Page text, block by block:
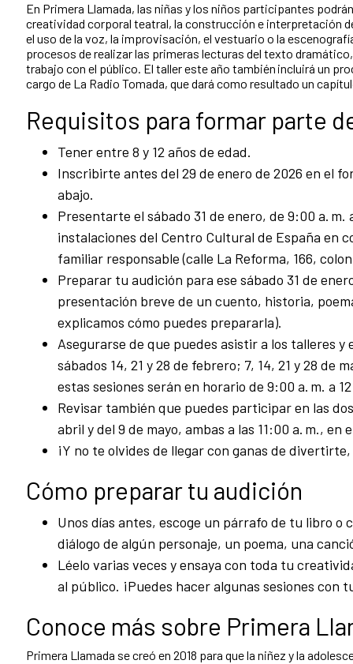
En Primera Llamada, las niñas y los niños participantes
creatividad corporal teatral, la construcción e interpretación
el uso de la voz, la improvisación, el vestuario o la
procesos de realizar las primeras lecturas del texto
trabajo con el público. El taller este año también incluirá un
cargo de La Radio Tomada, que dará como resultado un
Requisitos para formar parte
Tener entre 8 y 12 años de edad.
Inscribirte antes del 29 de enero de 2026 en el
abajo.
Presentarte el sábado 31 de enero, de 9:00 a. m.
instalaciones del Centro Cultural de España en
familiar responsable (calle La Reforma, 166,
Preparar tu audición para ese sábado 31 de
presentación breve de un cuento, historia,
explicamos cómo puedes prepararla).
Asegurarse de que puedes asistir a los talleres y
sábados 14, 21 y 28 de febrero; 7, 14, 21 y 28 de
estas sesiones serán en horario de 9:00 a. m. a
Revisar también que puedes participar en las
abril y del 9 de mayo, ambas a las 11:00 a. m.,
¡Y no te olvides de llegar con ganas de
Cómo preparar tu audición
Unos días antes, escoge un párrafo de tu libro
diálogo de algún personaje, un poema, una
Léelo varias veces y ensaya con toda tu
al público. ¡Puedes hacer algunas sesiones con
Conoce más sobre Primera
Primera Llamada se creó en 2018 para que la niñez y la